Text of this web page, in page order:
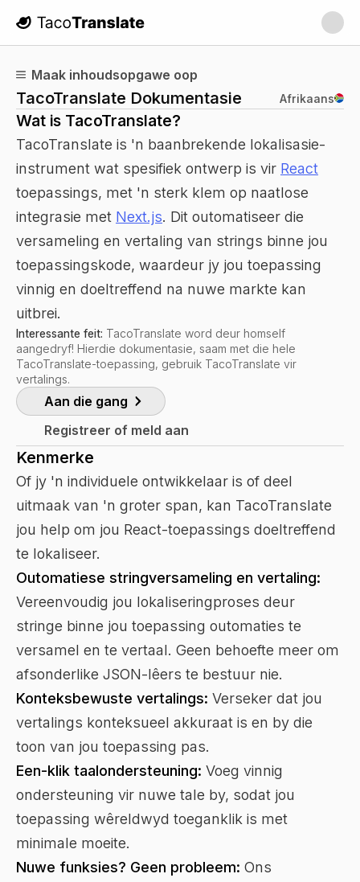
TacoTranslate
Maak inhoudsopgawe oop
TacoTranslate Dokumentasie Afrikaans
Wat is TacoTranslate?
TacoTranslate is 'n baanbrekende lokalisasie-
instrument wat spesifiek ontwerp is vir React
toepassings, met 'n sterk klem op naatlose
integrasie met Next.js. Dit outomatiseer die
versameling en vertaling van strings binne jou
toepassingskode, waardeur jy jou toepassing
vinnig en doeltreffend na nuwe markte kan
uitbrei.
Interessante feit: TacoTranslate word deur homself
aangedryf! Hierdie dokumentasie, saam met die hele
TacoTranslate-toepassing, gebruik TacoTranslate vir
vertalings.
Aan die gang
Registreer of meld aan
Kenmerke
Of jy 'n individuele ontwikkelaar is of deel
uitmaak van 'n groter span, kan TacoTranslate
jou help om jou React-toepassings doeltreffend
te lokaliseer.
Outomatiese stringversameling en vertaling:
Vereenvoudig jou lokaliseringproses deur
stringe binne jou toepassing outomaties te
versamel en te vertaal. Geen behoefte meer om
afsonderlike JSON-lêers te bestuur nie.
Konteksbewuste vertalings: Verseker dat jou
vertalings konteksueel akkuraat is en by die
toon van jou toepassing pas.
Een-klik taalondersteuning: Voeg vinnig
ondersteuning vir nuwe tale by, sodat jou
toepassing wêreldwyd toeganklik is met
minimale moeite.
Nuwe funksies? Geen probleem: Ons